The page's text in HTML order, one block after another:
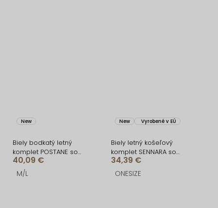
New
Biely bodkatý letný
komplet POSTANE so
sukňou
40,09 €
M/L
New Vyrobené v EÚ
Biely letný košeľový
komplet SENNARA so
sukňou
34,39 €
ONESIZE